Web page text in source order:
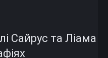
Сайрус та Ліама